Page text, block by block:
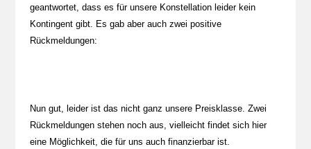
geantwortet, dass es für unsere Konstellation leider kein
Kontingent gibt. Es gab aber auch zwei positive
Rückmeldungen:
Nun gut, leider ist das nicht ganz unsere Preisklasse. Zwei
Rückmeldungen stehen noch aus, vielleicht findet sich hier
eine Möglichkeit, die für uns auch finanzierbar ist.